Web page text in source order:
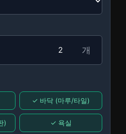
개
✓ 바닥 (마루/타일)
) ✓ 욕실